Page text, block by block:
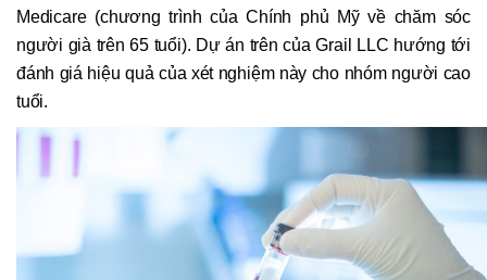
Medicare (chương trình của Chính phủ Mỹ về chăm sóc
người già trên 65 tuổi). Dự án trên của Grail LLC hướng tới
đánh giá hiệu quả của xét nghiệm này cho nhóm người cao
tuổi.